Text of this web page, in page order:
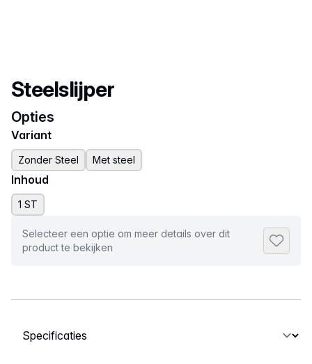
Productnaam
Steelslijper
Opties
Variant
Zonder Steel Met steel
Inhoud
1 ST
Selecteer een optie om meer details over dit
product te bekijken
Selecteer een tabblad